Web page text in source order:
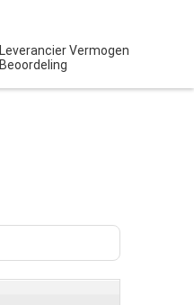
Leverancier Vermogen
Beoordeling